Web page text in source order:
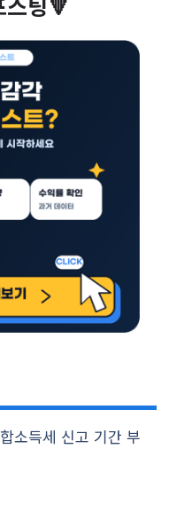
소득세 신고 기간 부